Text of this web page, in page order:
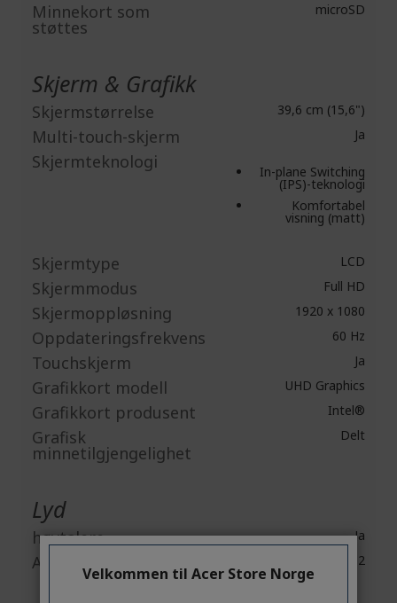
Minnekort som
støttes
microSD
Skjerm & Grafikk
Skjermstørrelse 39,6 cm (15,6")
Multi-touch-skjerm Ja
Skjermteknologi In-plane Switching
(IPS)-teknologi
Komfortabel
visning (matt)
Skjermtype LCD
Skjermmodus Full HD
Skjermoppløsning 1920 x 1080
Oppdateringsfrekvens 60 Hz
Touchskjerm Ja
Grafikkort modell UHD Graphics
Grafikkort produsent Intel®
Grafisk
minnetilgjengelighet
Delt
Lyd
høytalere Ja
Antall høyttalere 2
Velkommen til Acer Store Norge